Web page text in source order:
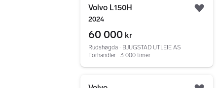
Volvo L150H
2024
60 000 kr
Rudshøgda ∙ BJUGSTAD UTLEIE AS
Forhandler ∙ 3 000 timer